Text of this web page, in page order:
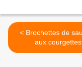
< Brochettes de saumon
aux courgettes